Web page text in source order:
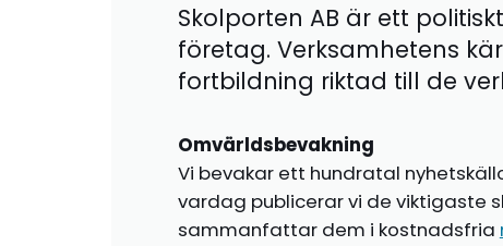
Skolporten AB är ett
företag. Verksamhetens
fortbildning riktad till de
Omvärldsbevakning
Vi bevakar ett hundratal
vardag publicerar vi de viktigaste
sammanfattar dem i kostnadsfria